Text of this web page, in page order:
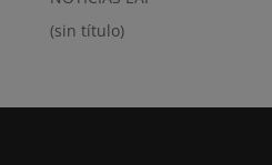
(sin título)